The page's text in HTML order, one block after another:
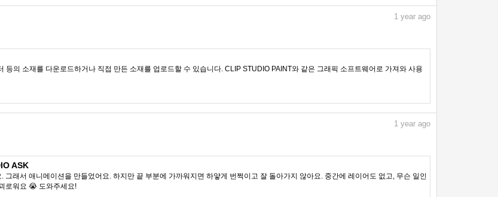
1 year ago
등의 소재를 다운로드하거나 직접 만든 소재를 업로드할 수 있습니다. CLIP STUDIO PAINT와 같은 그래픽 소프트웨어로 가져와 사용
1 year ago
ASK
그래서 애니메이션을 만들었어요. 하지만 끝 부분에 가까워지면 하얗게 번쩍이고 잘 돌아가지 않아요. 중간에 레이어도 없고, 무슨 일인
로워요 😭 도와주세요!